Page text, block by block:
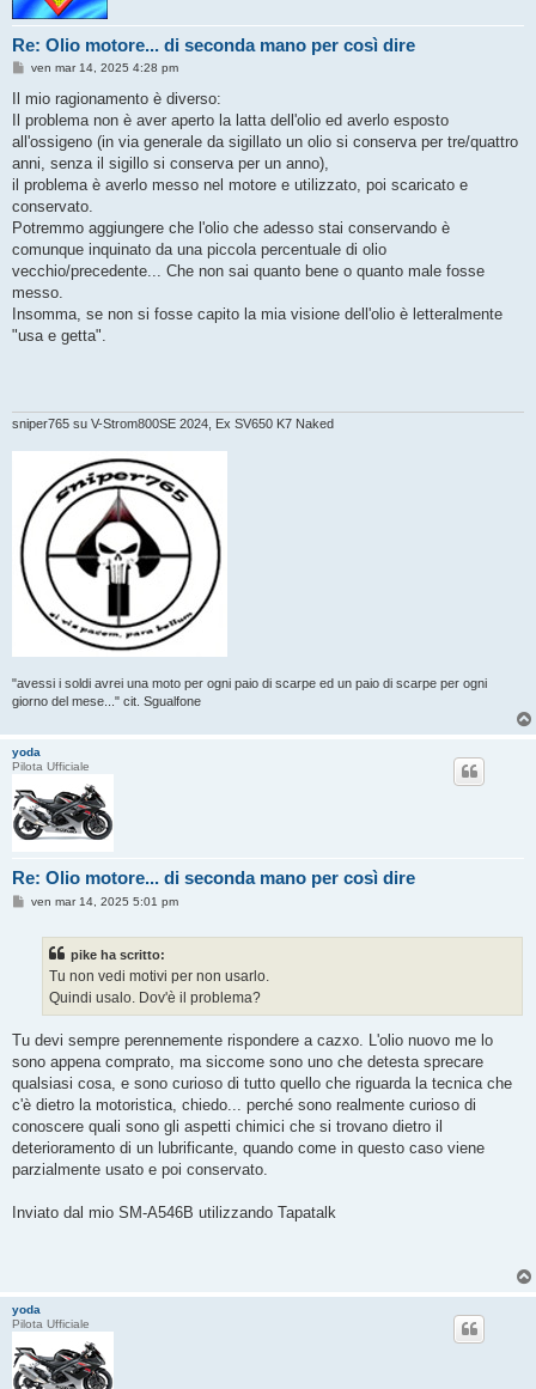
Re: Olio motore... di seconda mano per così dire
M
s
a
g
i
o
ven mar 14, 2025 4:28 pm
Il mio ragionamento è diverso:
Il problema non è aver aperto la latta dell'olio ed averlo esposto
all'ossigeno (in via generale da sigillato un olio si conserva per tre/quattro
anni, senza il sigillo si conserva per un anno),
il problema è averlo messo nel motore e utilizzato, poi scaricato e
conservato.
Potremmo aggiungere che l'olio che adesso stai conservando è
comunque inquinato da una piccola percentuale di olio
vecchio/precedente... Che non sai quanto bene o quanto male fosse
messo.
Insomma, se non si fosse capito la mia visione dell'olio è letteralmente
"usa e getta".
sniper765 su V-Strom800SE 2024, Ex SV650 K7 Naked
"avessi i soldi avrei una moto per ogni paio di scarpe ed un paio di scarpe per ogni
giorno del mese..." cit. Sgualfone
yoda
Pilota Ufficiale
Re: Olio motore... di seconda mano per così dire
Mven mar 14, 2025 5:01 pm
pike ha scritto:
Tu non vedi motivi per non usarlo.
Quindi usalo. Dov'è il problema?
Tu devi sempre perennemente rispondere a cazxo. L'olio nuovo me lo
sono appena comprato, ma siccome sono uno che detesta sprecare
qualsiasi cosa, e sono curioso di tutto quello che riguarda la tecnica che
c'è dietro la motoristica, chiedo... perché sono realmente curioso di
conoscere quali sono gli aspetti chimici che si trovano dietro il
deterioramento di un lubrificante, quando come in questo caso viene
parzialmente usato e poi conservato.
Inviato dal mio SM-A546B utilizzando Tapatalk
yoda
Pilota Ufficiale